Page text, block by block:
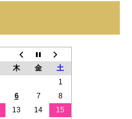
木 金
土
1
6 7
8
13 14
15